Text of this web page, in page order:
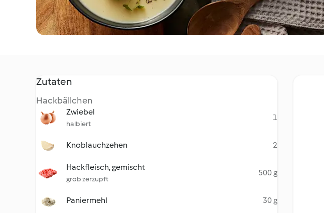
Zutaten
Hackbällchen
Zwiebel
halbiert
1
Knoblauchzehen 2
Hackfleisch, gemischt
grob zerzupft
500 g
Paniermehl 30 g